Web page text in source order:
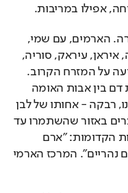
אפילו במריבות.
קפיצה אחורה בזמן: 1500 לפני הספירה. הארמים, עם שמי,
שהתפרש באזורים שהיום הם טורקיה, איראן, עיראק, סוריה,
לבנון וישראל, מכוננים תרבות שמשפיעה על המזרח הקרוב.
המסורת המקראית מספרת על קרבת דם בין אבות האומה
הישראלית לבין הארמים: אברהם אבינו, רבקה - אחותו של לבן
הארמי - ובנותיו רחל ולאה. שמות הערים באזור שהשתמרו עד
היום מהדהדים את הנסיכויות הארמיות הקדומות: "ארם
צובא", "ארם דמשק", "פדן ארם", "ארם נהריים". המרכז הארמי